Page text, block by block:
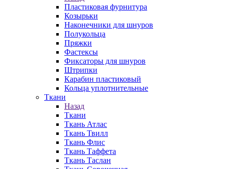
Пластиковая фурнитура
Козырьки
Наконечники для шнуров
Полукольца
Пряжки
Фастексы
Фиксаторы для шнуров
Штрипки
Карабин пластиковый
Кольца уплотнительные
Ткани
Назад
Ткани
Ткань Атлас
Ткань Твилл
Ткань Флис
Ткань Таффета
Ткань Таслан